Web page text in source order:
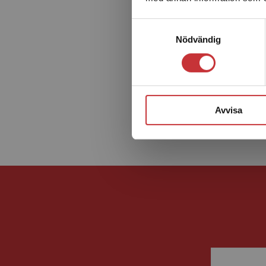
Nödvändig
Avvisa